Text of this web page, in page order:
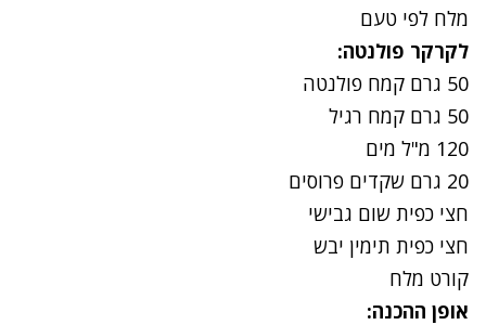
מלח לפי טעם
לקרקר פולנטה:
50 גרם קמח פולנטה
50 גרם קמח רגיל
120 מ"ל מים
20 גרם שקדים פרוסים
חצי כפית שום גבישי
חצי כפית תימין יבש
קורט מלח
אופן ההכנה: